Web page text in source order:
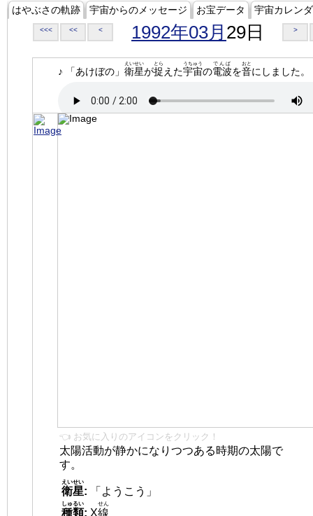
はやぶさの軌跡 宇宙からのメッセージ お宝データ 宇宙カレン
<<< << < 1992年03月 29日 >
♪ 「あけぼの」 衛星
えいせい
が捉
とら
えた宇宙
うちゅう
の電波
でんぱ
を音
おと
にしました。
👈 お気に入りのアイコンをクリック！
太陽活動が静かになりつつある時期の太陽で
す。
衛星
えいせい
:
「ようこう」
種類
しゅるい
: X線
せん